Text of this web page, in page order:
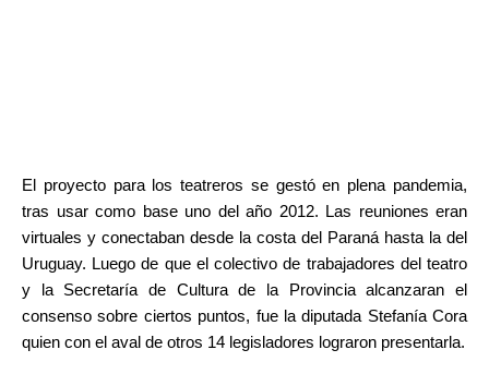
El proyecto para los teatreros se gestó en plena pandemia,
tras usar como base uno del año 2012. Las reuniones eran
virtuales y conectaban desde la costa del Paraná hasta la del
Uruguay. Luego de que el colectivo de trabajadores del teatro
y la Secretaría de Cultura de la Provincia alcanzaran el
consenso sobre ciertos puntos, fue la diputada Stefanía Cora
quien con el aval de otros 14 legisladores lograron presentarla.